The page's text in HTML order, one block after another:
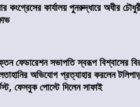
কংগ্রেসের কার্যালয় পুনরুদ্ধারে অধীর
ফেডারেশন সভাপতি স্বরূপ বিশ্বাসের
অভিযোগ প্রত্যাহার করলেন
ফেসবুক পোস্টে দিলেন সাফাই